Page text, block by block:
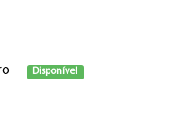
Disponível